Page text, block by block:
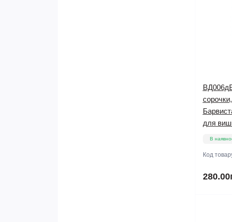
для
В
Код